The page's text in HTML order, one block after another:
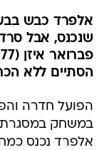
שנכנס, אבל
הסתיים ללא
במשחק במסגרת